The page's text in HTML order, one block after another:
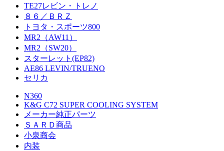
TE27レビン・トレノ
８６／ＢＲＺ
トヨタ・スポーツ800
MR2（AW11）
MR2（SW20）
スターレット(EP82)
AE86 LEVIN/TRUENO
セリカ
N360
K&G C72 SUPER COOLING SYSTEM
メーカー純正パーツ
ＳＡＲＤ商品
小泉商会
内装